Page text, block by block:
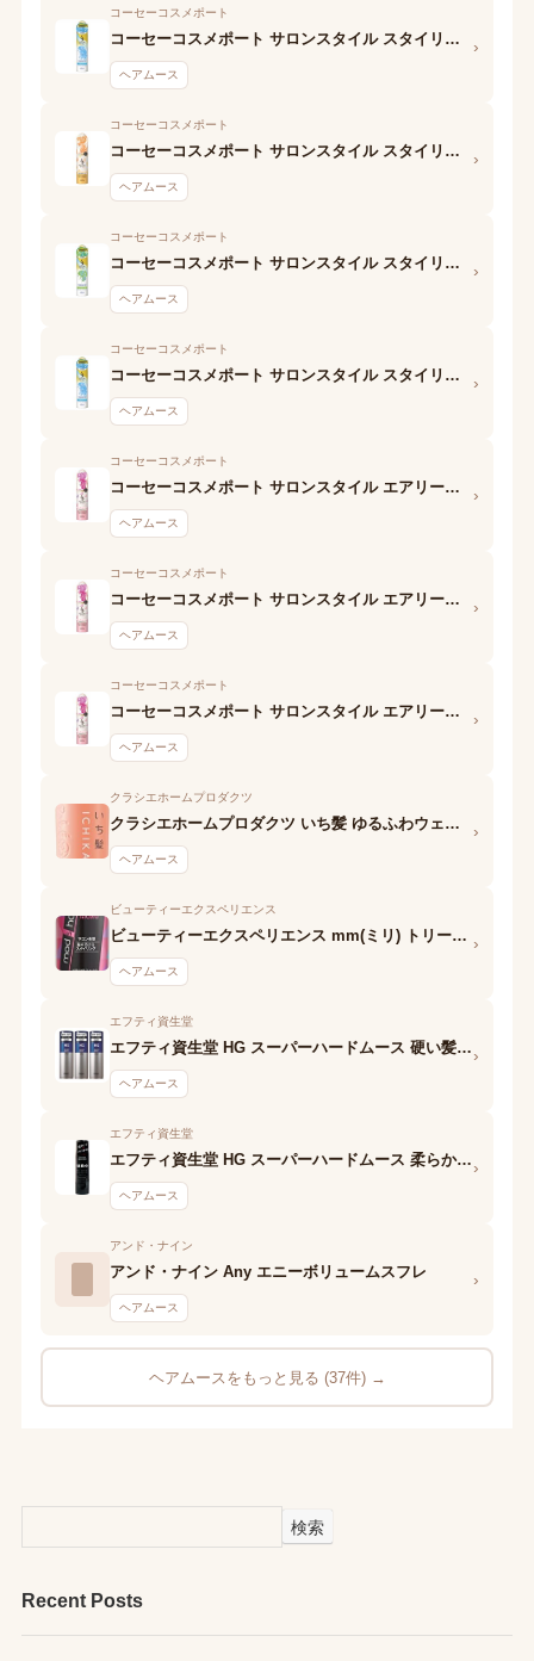
コーセーコスメポート
コーセーコスメポート サロンスタイル スタイリングムース(くっきりウェービー)
ヘアムース
›
コーセーコスメポート
コーセーコスメポート サロンスタイル スタイリングムース (ナチュラルウェービー)
ヘアムース
›
コーセーコスメポート
コーセーコスメポート サロンスタイル スタイリングムース (スーパーハード)
ヘアムース
›
コーセーコスメポート
コーセーコスメポート サロンスタイル スタイリングムース (くっきりウェービー)
ヘアムース
›
コーセーコスメポート
コーセーコスメポート サロンスタイル エアリーホイップワックス(ふんわりウェーブ)
ヘアムース
›
コーセーコスメポート
コーセーコスメポート サロンスタイル エアリーホイップワックス (ふんわりウェーブ)
ヘアムース
›
コーセーコスメポート
コーセーコスメポート サロンスタイル エアリーホイップワックス (ふわゆるストレート)
ヘアムース
›
クラシエホームプロダクツ
クラシエホームプロダクツ いち髪 ゆるふわウェーブもどし和草フォーム
ヘアムース
›
ビューティーエクスペリエンス
ビューティーエクスペリエンス mm(ミリ) トリートメントフォーム
ヘアムース
›
エフティ資生堂
エフティ資生堂 HG スーパーハードムース 硬い髪用a
ヘアムース
›
エフティ資生堂
エフティ資生堂 HG スーパーハードムース 柔らかい髪用a
ヘアムース
›
アンド・ナイン
アンド・ナイン Any エニーボリュームスフレ
ヘアムース
›
ヘアムースをもっと見る (37件) →
検索
Recent Posts